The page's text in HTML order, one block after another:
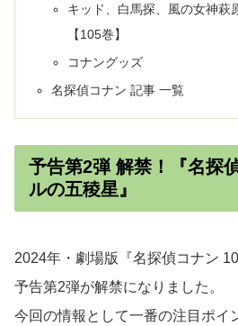
キッド、白馬探、風の女神萩
【105巻】
コナングッズ
名探偵コナン 記事 一覧
予告第2弾 解禁！『名探
ルの五稜星』
2024年・劇場版『名探偵コナン
予告第2弾が解禁になりました。
今回の情報として一番の注目ポイ